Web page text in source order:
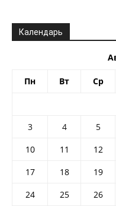
Календарь
Пн Вт Ср
3
4 5
10
11 12
17
18 19
24
25 26